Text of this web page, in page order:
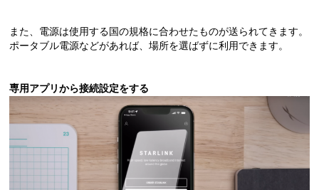
また、電源は使用する国の規格に合わせたものが送られてきます。
ポータブル電源などがあれば、場所を選ばずに利用できます。
専用アプリから接続設定をする